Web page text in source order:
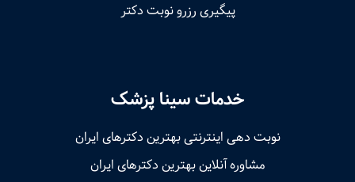
پیگیری رزرو نوبت دکتر
خدمات سینا پزشک
نوبت‌ دهی اینترنتی بهترین دکترهای ایران
مشاوره آنلاین بهترین دکترهای ایران